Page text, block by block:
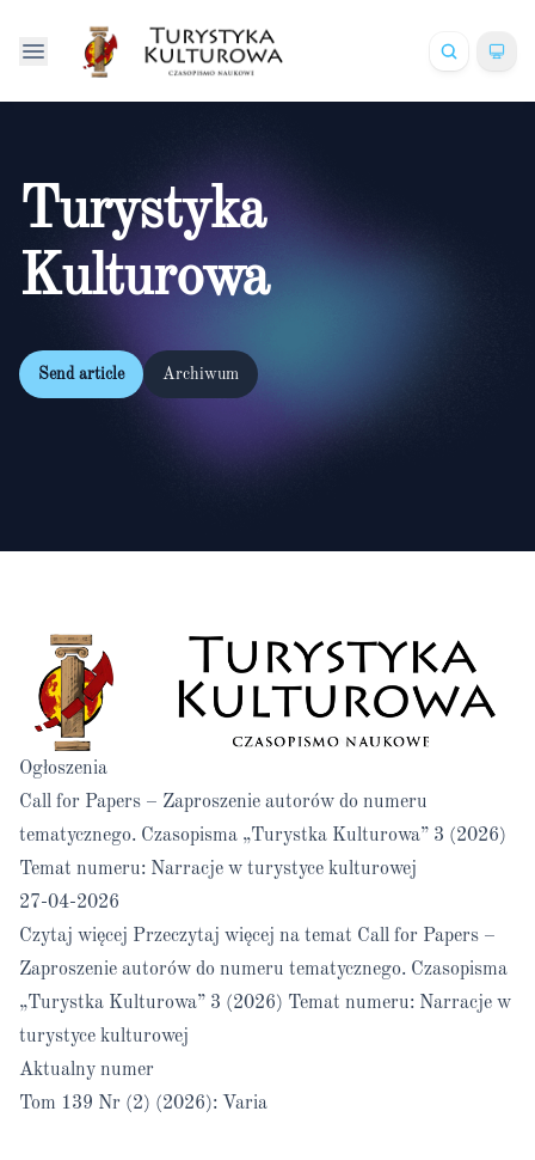
Turystyka
Kulturowa
Send article Archiwum
Ogłoszenia
Call for Papers – Zaproszenie autorów do numeru
tematycznego. Czasopisma „Turystka Kulturowa” 3 (2026)
Temat numeru: Narracje w turystyce kulturowej
27-04-2026
Czytaj więcej Przeczytaj więcej na temat Call for Papers –
Zaproszenie autorów do numeru tematycznego. Czasopisma
„Turystka Kulturowa” 3 (2026) Temat numeru: Narracje w
turystyce kulturowej
Aktualny numer
Tom 139 Nr (2) (2026): Varia